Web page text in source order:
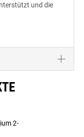
und die